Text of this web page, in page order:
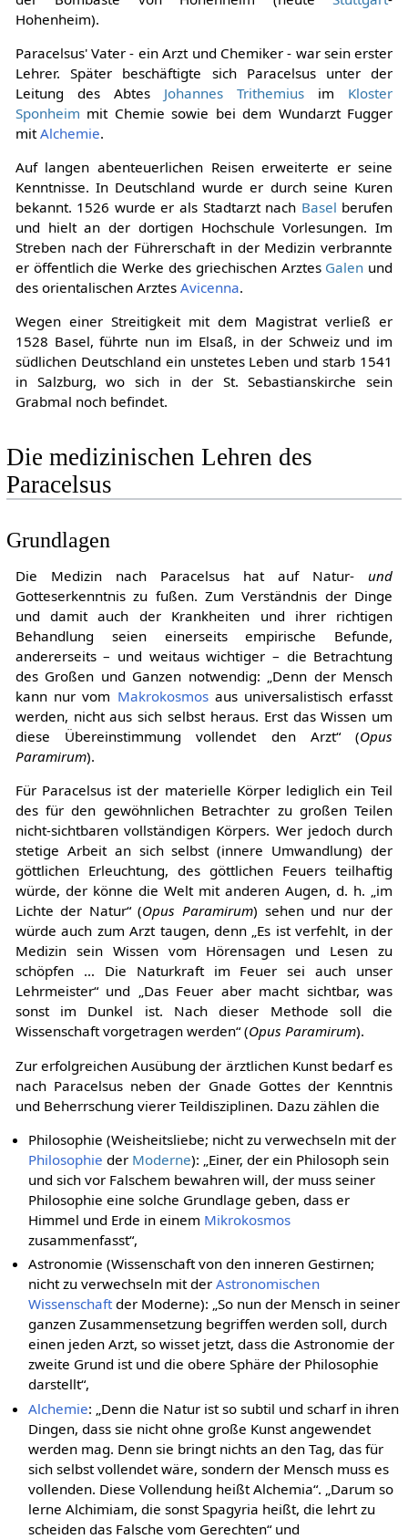
Hohenheim).
Paracelsus' Vater - ein Arzt und Chemiker - war sein erster
Lehrer. Später beschäftigte sich Paracelsus unter der
Leitung des Abtes Johannes Trithemius im Kloster
Sponheim mit Chemie sowie bei dem Wundarzt Fugger
mitAlchemie.
Auf langen abenteuerlichen Reisen erweiterte er seine
Kenntnisse. In Deutschland wurde er durch seine Kuren
bekannt. 1526 wurde er als Stadtarzt nach Basel berufen
und hielt an der dortigen Hochschule Vorlesungen. Im
Streben nach der Führerschaft in der Medizin verbrannte
er öffentlich die Werke des griechischen Arztes Galen und
des orientalischen Arztes Avicenna.
Wegen einer Streitigkeit mit dem Magistrat verließ er
1528 Basel, führte nun im Elsaß, in der Schweiz und im
südlichen Deutschland ein unstetes Leben und starb 1541
in Salzburg, wo sich in der St. Sebastianskirche sein
Grabmal noch befindet.
Die medizinischen Lehren des
Paracelsus
Grundlagen
Die Medizin nach Paracelsus hat auf Natur-und
Gotteserkenntnis zu fußen. Zum Verständnis der Dinge
und damit auch der Krankheiten und ihrer richtigen
Behandlung seien einerseits empirische Befunde,
andererseits – und weitaus wichtiger – die Betrachtung
des Großen und Ganzen notwendig: „Denn der Mensch
kann nur vom Makrokosmosaus universalistisch erfasst
werden, nicht aus sich selbst heraus. Erst das Wissen um
diese Übereinstimmung vollendet den Arzt“ (Opus
Paramirum).
Für Paracelsus ist der materielle Körper lediglich ein Teil
des für den gewöhnlichen Betrachter zu großen Teilen
nicht-sichtbaren vollständigen Körpers. Wer jedoch durch
stetige Arbeit an sich selbst (innere Umwandlung) der
göttlichen Erleuchtung, des göttlichen Feuers teilhaftig
würde, der könne die Welt mit anderen Augen, d. h. „im
Lichte der Natur“ (Opus Paramirum) sehen und nur der
würde auch zum Arzt taugen, denn „Es ist verfehlt, in der
Medizin sein Wissen vom Hörensagen und Lesen zu
schöpfen … Die Naturkraft im Feuer sei auch unser
Lehrmeister“ und „Das Feuer aber macht sichtbar, was
sonst im Dunkel ist. Nach dieser Methode soll die
Wissenschaft vorgetragen werden“ (Opus Paramirum).
Zur erfolgreichen Ausübung der ärztlichen Kunst bedarf es
nach Paracelsus neben der Gnade Gottes der Kenntnis
und Beherrschung vierer Teildisziplinen. Dazu zählen die
Philosophie (Weisheitsliebe; nicht zu verwechseln mit der
Philosophie der Moderne): „Einer, der ein Philosoph sein
und sich vor Falschem bewahren will, der muss seiner
Philosophie eine solche Grundlage geben, dass er
Himmel und Erde in einem Mikrokosmos
zusammenfasst“,
Astronomie (Wissenschaft von den inneren Gestirnen;
nicht zu verwechseln mit derAstronomischen
Wissenschaftder Moderne): „So nun der Mensch in seiner
ganzen Zusammensetzung begriffen werden soll, durch
einen jeden Arzt, so wisset jetzt, dass die Astronomie der
zweite Grund ist und die obere Sphäre der Philosophie
darstellt“,
Alchemie: „Denn die Natur ist so subtil und scharf in ihren
Dingen, dass sie nicht ohne große Kunst angewendet
werden mag. Denn sie bringt nichts an den Tag, das für
sich selbst vollendet wäre, sondern der Mensch muss es
vollenden. Diese Vollendung heißt Alchemia“. „Darum so
lerne Alchimiam, die sonst Spagyria heißt, die lehrt zu
scheiden das Falsche vom Gerechten“ und